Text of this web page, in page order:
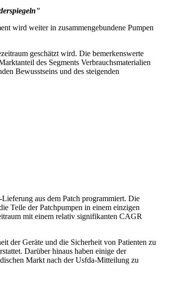
wird weiter in zusammengebundene Pumpen
geschätzt wird. Die bemerkenswerte
des Segments Verbrauchsmaterialien
Bewusstseins und des steigenden
aus dem Patch programmiert. Die
Teile der Patchpumpen in einem einzigen
mit einem relativ signifikanten CAGR
der Geräte und die Sicherheit von Patienten zu
Darüber hinaus haben einige der
Markt nach der Usfda-Mitteilung zu